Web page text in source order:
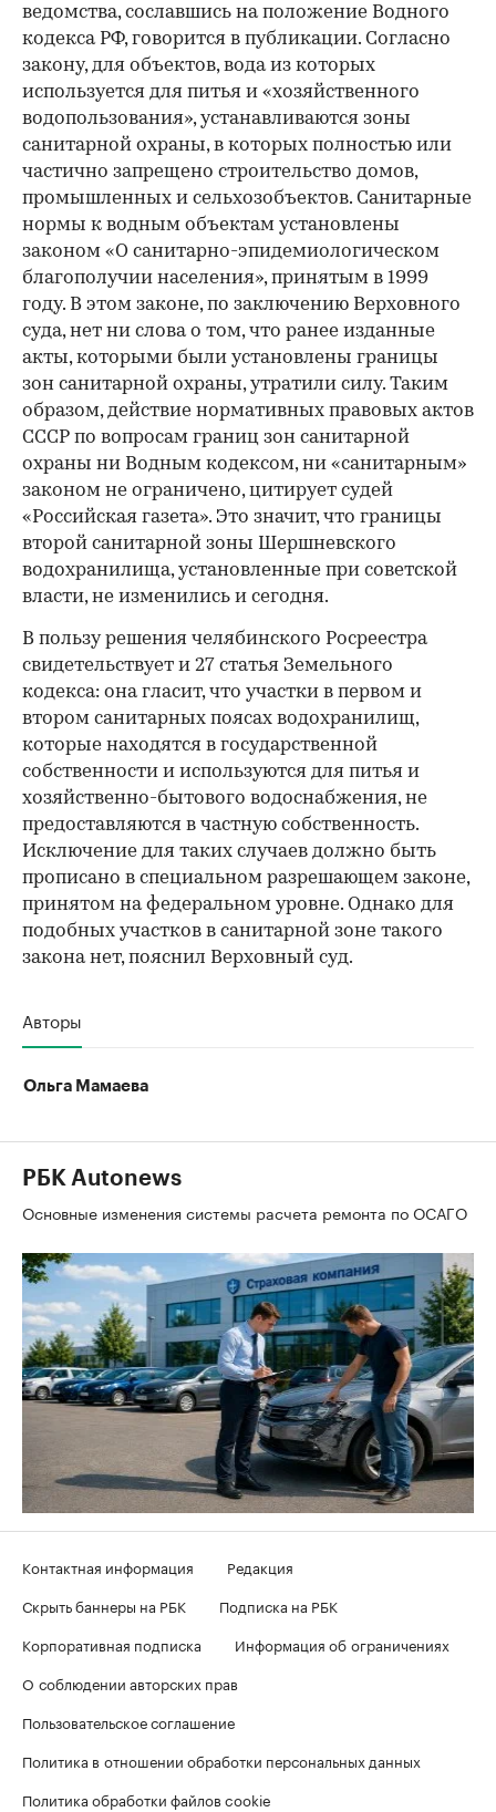
ведомства, сославшись на положение Водного
кодекса РФ, говорится в публикации. Согласно
закону, для объектов, вода из которых
используется для питья и «хозяйственного
водопользования», устанавливаются зоны
санитарной охраны, в которых полностью или
частично запрещено строительство домов,
промышленных и сельхозобъектов. Санитарные
нормы к водным объектам установлены
законом «О санитарно-эпидемиологическом
благополучии населения», принятым в 1999
году. В этом законе, по заключению Верховного
суда, нет ни слова о том, что ранее изданные
акты, которыми были установлены границы
зон санитарной охраны, утратили силу. Таким
образом, действие нормативных правовых актов
СССР по вопросам границ зон санитарной
охраны ни Водным кодексом, ни «санитарным»
законом не ограничено, цитирует судей
«Российская газета». Это значит, что границы
второй санитарной зоны Шершневского
водохранилища, установленные при советской
власти, не изменились и сегодня.
В пользу решения челябинского Росреестра
свидетельствует и 27 статья Земельного
кодекса: она гласит, что участки в первом и
втором санитарных поясах водохранилищ,
которые находятся в государственной
собственности и используются для питья и
хозяйственно-бытового водоснабжения, не
предоставляются в частную собственность.
Исключение для таких случаев должно быть
прописано в специальном разрешающем законе,
принятом на федеральном уровне. Однако для
подобных участков в санитарной зоне такого
закона нет, пояснил Верховный суд.
Авторы
Ольга Мамаева
РБК Autonews
Основные изменения системы расчета ремонта по ОСАГО
Контактная информация
Редакция
Скрыть баннеры на РБК
Подписка на РБК
Корпоративная подписка
Информация об ограничениях
О соблюдении авторских прав
Пользовательское соглашение
Политика в отношении обработки персональных данных
Политика обработки файлов cookie